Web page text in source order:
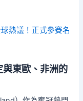
熱議！正式參賽名
與東歐、非洲的